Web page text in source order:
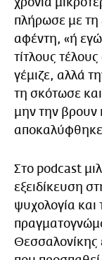
πλήρωσε με τη
αφέντη, «ή εγώ
τίτλους
γέμιζε, αλλά
τη σκότωσε
μην την
αποκαλύφθηκε
Στο podcast
εξειδίκευση
ψυχολογία και
Θεσσαλονίκης